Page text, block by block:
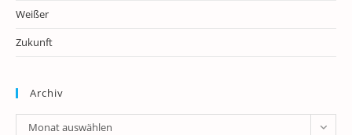
Weißer
Zukunft
Archiv
Archiv
Monat auswählen